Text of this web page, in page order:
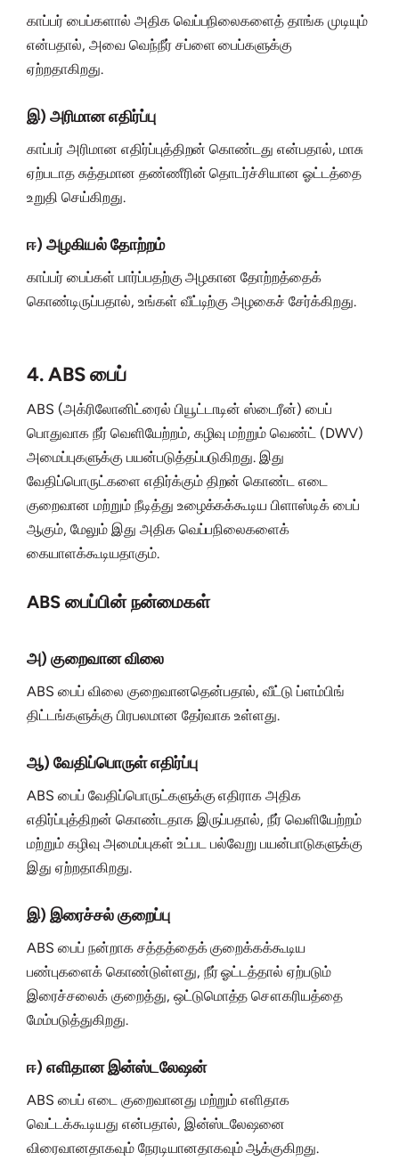
காப்பர் பைப்களால் அதிக வெப்பநிலைகளைத் தாங்க முடியும்
என்பதால், அவை வெந்நீர் சப்ளை பைப்களுக்கு
ஏற்றதாகிறது.
இ) அரிமான எதிர்ப்பு
காப்பர் அரிமான எதிர்ப்புத்திறன் கொண்டது என்பதால், மாசு
ஏற்படாத சுத்தமான தண்ணீரின் தொடர்ச்சியான ஓட்டத்தை
உறுதி செய்கிறது.
ஈ) அழகியல் தோற்றம்
காப்பர் பைப்கள் பார்ப்பதற்கு அழகான தோற்றத்தைக்
கொண்டிருப்பதால், உங்கள் வீட்டிற்கு அழகைச் சேர்க்கிறது.
4. ABS பைப்
ABS (அக்ரிலோனிட்ரைல் பியூட்டாடின் ஸ்டைரீன்) பைப்
பொதுவாக நீர் வெளியேற்றம், கழிவு மற்றும் வெண்ட் (DWV)
அமைப்புகளுக்கு பயன்படுத்தப்படுகிறது. இது
வேதிப்பொருட்களை எதிர்க்கும் திறன் கொண்ட எடை
குறைவான மற்றும் நீடித்து உழைக்கக்கூடிய பிளாஸ்டிக் பைப்
ஆகும், மேலும் இது அதிக வெப்பநிலைகளைக்
கையாளக்கூடியதாகும்.
ABS பைப்பின் நன்மைகள்
அ) குறைவான விலை
ABS பைப் விலை குறைவானதென்பதால், வீட்டு ப்ளம்பிங்
திட்டங்களுக்கு பிரபலமான தேர்வாக உள்ளது.
ஆ) வேதிப்பொருள் எதிர்ப்பு
ABS பைப் வேதிப்பொருட்களுக்கு எதிராக அதிக
எதிர்ப்புத்திறன் கொண்டதாக இருப்பதால், நீர் வெளியேற்றம்
மற்றும் கழிவு அமைப்புகள் உட்பட பல்வேறு பயன்பாடுகளுக்கு
இது ஏற்றதாகிறது.
இ) இரைச்சல் குறைப்பு
ABS பைப் நன்றாக சத்தத்தைக் குறைக்கக்கூடிய
பண்புகளைக் கொண்டுள்ளது, நீர் ஓட்டத்தால் ஏற்படும்
இரைச்சலைக் குறைத்து, ஒட்டுமொத்த சௌகரியத்தை
மேம்படுத்துகிறது.
ஈ) எளிதான இன்ஸ்டலேஷன்
ABS பைப் எடை குறைவானது மற்றும் எளிதாக
வெட்டக்கூடியது என்பதால், இன்ஸ்டலேஷனை
விரைவானதாகவும் நேரடியானதாகவும் ஆக்குகிறது.